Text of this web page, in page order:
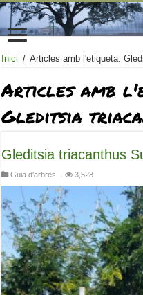
Inici / Articles amb l'etiqueta:
Articles amb
Gleditsia
Gleditsia triacanthus
Guia d'arbres 3,528